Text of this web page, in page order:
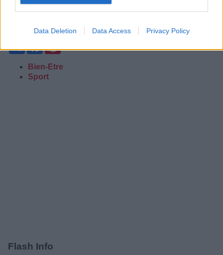
Data Deletion Data Access Privacy Policy
Cette étude pourrait appuyer l’utilité d’interventions basées
du sport et développer un rapport plus sain à celui-ci.
Bien-Etre
Sport
Flash Info